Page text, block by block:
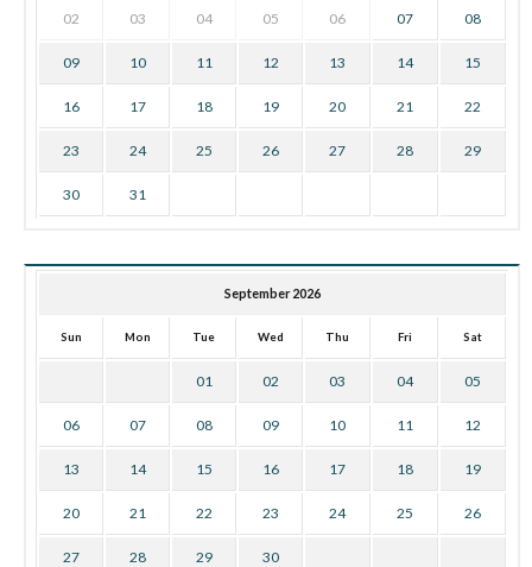
02 03 04 05 06 07 08
09 10 11 12 13 14 15
16 17 18 19 20 21 22
23 24 25 26 27 28 29
30 31
September 2026
Sun Mon Tue Wed Thu Fri Sat
01 02 03 04 05
06 07 08 09 10 11 12
13 14 15 16 17 18 19
20 21 22 23 24 25 26
27 28 29 30